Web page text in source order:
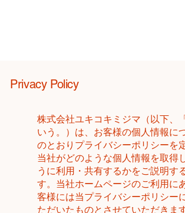
Privacy Policy
株式会社ユキコキミジマ（以下、
いう。）は、お客様の個人情報に
のとおりプライバシーポリシーを
当社がどのような個人情報を取得
うに利用・共有するかをご説明す
す。当社ホームページのご利用に
客様には当プライバシーポリシー
ただいたものとさせていただきます